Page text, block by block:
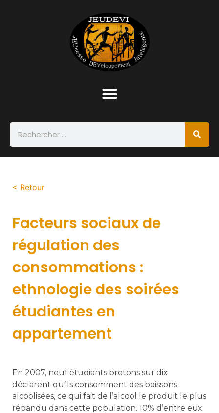
< Retour
Facteurs sociaux de
régulation des
consommations :
ethnologie des soirées
étudiantes en
appartement
En 2007, neuf étudiants bretons sur dix
déclarent qu’ils consomment des boissons
alcoolisées, ce qui fait de l’alcool le produit le plus
répandu dans cette population. 10% d’entre eux